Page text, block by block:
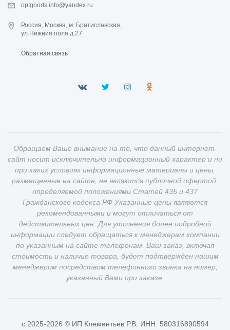
optgoods.info@yandex.ru
Россия, Москва, м. Братиславская,
ул.Нижния поля д.27
Обратная связь
Обращаем Ваше внимание на то, что данный интернет-
сайт носит исключительно информационный характер и ни
при каких условиях информационные материалы и цены,
размещенные на сайте, не являются публичной офертой,
определяемой положениями Статей 435 и 437
Гражданского кодекса РФ Указанные цены являются
рекомендованными и могут отличаться от
действительных цен. Для уточнения более подробной
информации следует обращаться к менеджерам компании
по указанным на сайте телефонам. Ваш заказ, включая
стоимость и наличие товара, будет подтвержден нашим
менеджером посредством телефонного звонка на номер,
указанный Вами при заказе.
c 2025-2026 © ИП Клементьев Р.В. ИНН: 580316890594